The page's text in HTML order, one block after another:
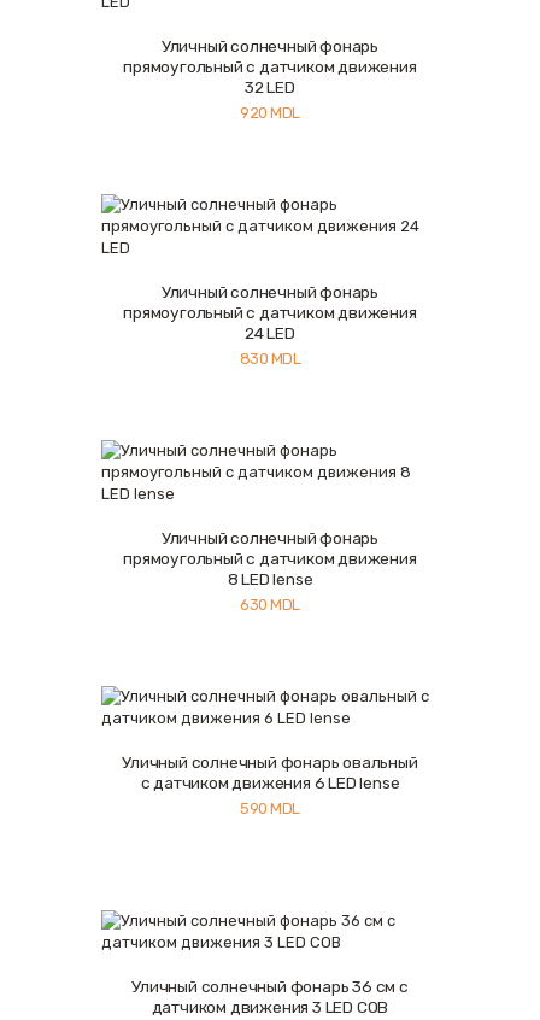
Купить Подробнее
Уличный солнечный фонарь
прямоугольный с датчиком движения
32 LED
920MDL
Купить Подробнее
Уличный солнечный фонарь
прямоугольный с датчиком движения
24 LED
830 MDL
Купить Подробнее
Уличный солнечный фонарь
прямоугольный с датчиком движения
8 LED lense
630MDL
Купить Подробнее
Уличный солнечный фонарь овальный
с датчиком движения 6 LED lense
590MDL
Купить Подробнее
Уличный солнечный фонарь 36 см с
датчиком движения 3 LED COB